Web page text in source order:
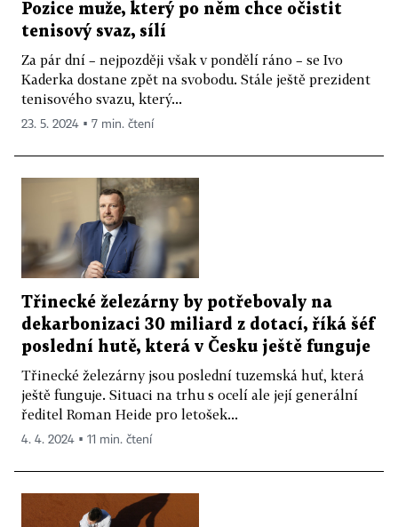
Pozice muže, který po něm chce očistit
tenisový svaz, sílí
Za pár dní – nejpozději však v pondělí ráno – se Ivo
Kaderka dostane zpět na svobodu. Stále ještě prezident
tenisového svazu, který...
23. 5. 2024 ▪ 7 min. čtení
Třinecké železárny by potřebovaly na
dekarbonizaci 30 miliard z dotací, říká šéf
poslední hutě, která v Česku ještě funguje
Třinecké železárny jsou poslední tuzemská huť, která
ještě funguje. Situaci na trhu s ocelí ale její generální
ředitel Roman Heide pro letošek...
4. 4. 2024 ▪ 11 min. čtení